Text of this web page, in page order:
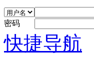
密码
快捷导航